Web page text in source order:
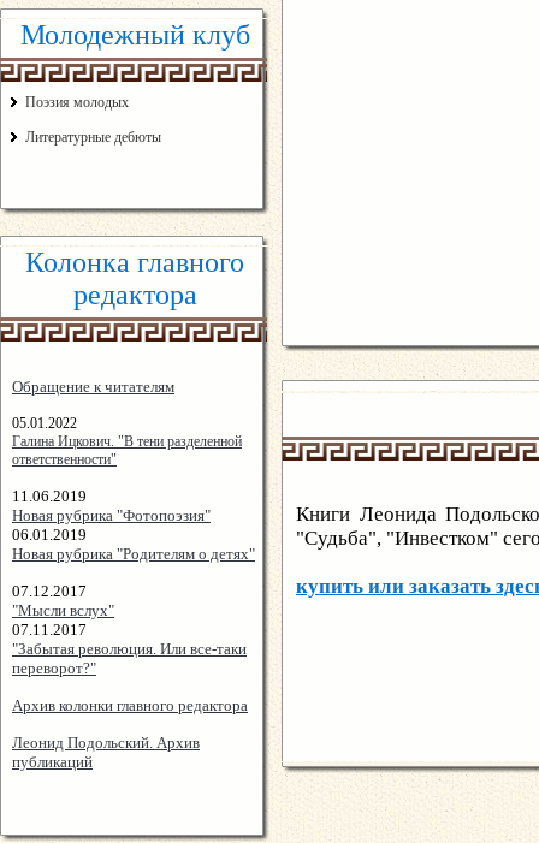
Молодежный клуб
Поэзия молодых
Литературные дебюты
Колонка главного
редактора
Обращение к читателям
05.01.2022
Галина Ицкович. "В тени разделенной
ответственности"
11.06.2019
Новая рубрика "Фотопоэзия"
06.01.2019
Новая рубрика "Родителям о детях"
07.12.2017
"Мысли вслух"
07.11.2017
"Забытая революция. Или все-таки
переворот?"
Архив колонки главного редактора
Леонид Подольский. Архив
публикаций
Книги Леонида
"Судьба", "Инвестком"
купить или заказать